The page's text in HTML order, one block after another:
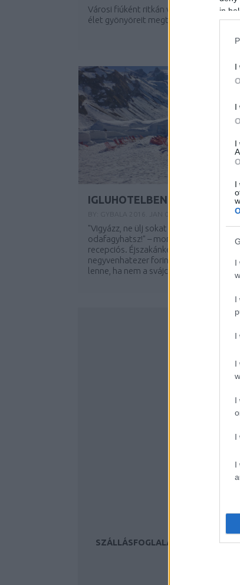
in
I
I
I
I
I
I
I
I
I
I
I
Városi fiúként ritkán volt lehetőségem
élet gyönyöreit megtapasztalni. Pláne
IGLUHOTELBEN
"Vigyázz, ne ülj sokat a wc-n, mert
odafagyhatsz!" – mondta a szálláson a
recepciós. Éjszakánként fejenként
negyvenhatezer forintért ez már
lenne, ha nem a svájci hószállodába...
SZÁLLÁSFOGLALÁS